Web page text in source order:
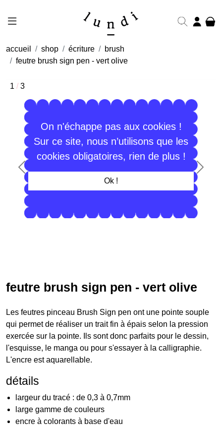
On n'échappe pas aux cookies !
Sur ce site, nous n’utilisons que les
cookies obligatoires, rien de plus !
Ok !
accueil shop écriture
brush
feutre brush sign pen - vert olive
1 / 3
Précédent
feutre brush sign pen - vert olive
Les feutres pinceau Brush Sign pen ont une pointe souple
qui permet de réaliser un trait fin à épais selon la pression
exercée sur la pointe. Ils sont donc parfaits pour le dessin,
l'esquisse, le manga ou pour s'essayer à la calligraphie.
L'encre est aquarellable.
détails
largeur du tracé : de 0,3 à 0,7mm
large gamme de couleurs
encre à colorants à base d'eau